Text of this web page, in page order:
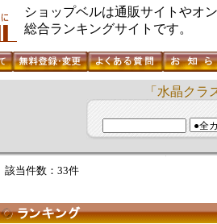
ショップベルは通販サイトやオ
総合ランキングサイトです。
「水晶ク
該当件数：33件